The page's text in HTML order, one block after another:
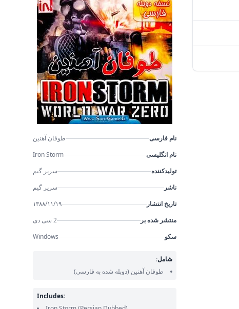
نام فارسی
طوفان آهنین
نام انگلیسی
Iron Storm
تولیدکننده
سریر گیم
ناشر
سریر گیم
تاریخ انتشار
۱۳۸۸/۱۱/۱۹
منتشر شده بر
2 سی دی
سکو
Windows
شامل:
طوفان آهنین (دوبله شده به فارسی)
Includes: